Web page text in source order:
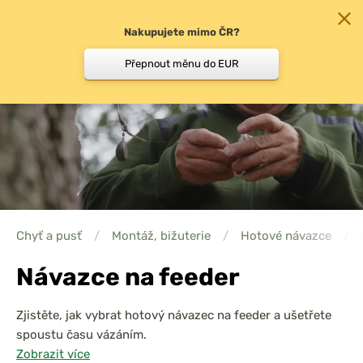
Chyť a pusť / Montáž, bižuterie / Hotové návazce
Návazce na feeder
Zjistěte, jak vybrat hotový návazec na feeder a ušetřete
spoustu času vázáním.
Zobrazit více
Nakupujete mimo ČR?
Přepnout měnu do EUR